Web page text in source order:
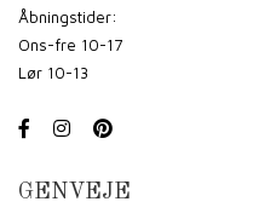
Åbningstider:
Ons-fre 10-17
Lør 10-13
GENVEJE